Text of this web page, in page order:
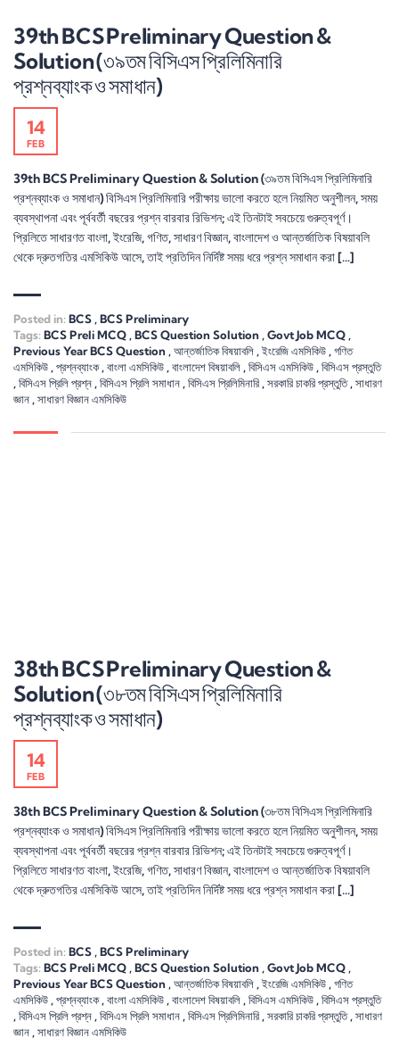
39th BCS Preliminary Question &
Solution (৩৯তম বিসিএস প্রিলিমিনারি
প্রশ্নব্যাংক ও সমাধান)
14
FEB
39th BCS Preliminary Question & Solution (৩৯তম বিসিএস প্রিলিমিনারি
প্রশ্নব্যাংক ও সমাধান) বিসিএস প্রিলিমিনারি পরীক্ষায় ভালো করতে হলে নিয়মিত অনুশীলন, সময়
ব্যবস্থাপনা এবং পূর্ববর্তী বছরের প্রশ্ন বারবার রিভিশন; এই তিনটাই সবচেয়ে গুরুত্বপূর্ণ।
প্রিলিতে সাধারণত বাংলা, ইংরেজি, গণিত, সাধারণ বিজ্ঞান, বাংলাদেশ ও আন্তর্জাতিক বিষয়াবলি
থেকে দ্রুতগতির এমসিকিউ আসে, তাই প্রতিদিন নির্দিষ্ট সময় ধরে প্রশ্ন সমাধান করা […]
Posted in:BCS , BCS Preliminary
Tags:BCS Preli MCQ , BCS Question Solution , Govt Job MCQ ,
Previous Year BCS Question , আন্তর্জাতিক বিষয়াবলি , ইংরেজি এমসিকিউ , গণিত
এমসিকিউ , প্রশ্নব্যাংক, বাংলা এমসিকিউ , বাংলাদেশ বিষয়াবলি , বিসিএস এমসিকিউ , বিসিএস প্রস্তুতি
, বিসিএস প্রিলি প্রশ্ন , বিসিএস প্রিলি সমাধান , বিসিএস প্রিলিমিনারি , সরকারি চাকরি প্রস্তুতি, সাধারণ
জ্ঞান , সাধারণ বিজ্ঞান এমসিকিউ
38th BCS Preliminary Question &
Solution (৩৮তম বিসিএস প্রিলিমিনারি
প্রশ্নব্যাংক ও সমাধান)
14
FEB
38th BCS Preliminary Question & Solution (৩৮তম বিসিএস প্রিলিমিনারি
প্রশ্নব্যাংক ও সমাধান) বিসিএস প্রিলিমিনারি পরীক্ষায় ভালো করতে হলে নিয়মিত অনুশীলন, সময়
ব্যবস্থাপনা এবং পূর্ববর্তী বছরের প্রশ্ন বারবার রিভিশন; এই তিনটাই সবচেয়ে গুরুত্বপূর্ণ।
প্রিলিতে সাধারণত বাংলা, ইংরেজি, গণিত, সাধারণ বিজ্ঞান, বাংলাদেশ ও আন্তর্জাতিক বিষয়াবলি
থেকে দ্রুতগতির এমসিকিউ আসে, তাই প্রতিদিন নির্দিষ্ট সময় ধরে প্রশ্ন সমাধান করা […]
Posted in:BCS , BCS Preliminary
Tags:BCS Preli MCQ , BCS Question Solution , Govt Job MCQ ,
Previous Year BCS Question , আন্তর্জাতিক বিষয়াবলি , ইংরেজি এমসিকিউ , গণিত
এমসিকিউ , প্রশ্নব্যাংক, বাংলা এমসিকিউ , বাংলাদেশ বিষয়াবলি , বিসিএস এমসিকিউ , বিসিএস প্রস্তুতি
, বিসিএস প্রিলি প্রশ্ন , বিসিএস প্রিলি সমাধান , বিসিএস প্রিলিমিনারি , সরকারি চাকরি প্রস্তুতি, সাধারণ
জ্ঞান , সাধারণ বিজ্ঞান এমসিকিউ